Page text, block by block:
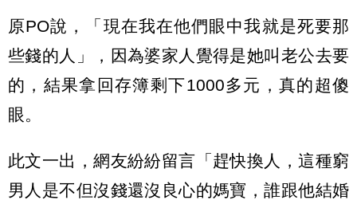
原PO說，「現在我在他們眼中我就是死要那
些錢的人」，因為婆家人覺得是她叫老公去要
的，結果拿回存簿剩下1000多元，真的超傻
眼。
此文一出，網友紛紛留言「趕快換人，這種窮
男人是不但沒錢還沒良心的媽寶，誰跟他結婚